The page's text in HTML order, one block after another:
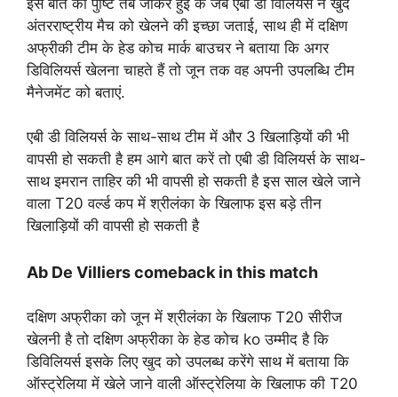
अंतरराष्ट्रीय मैच को खेलने की इच्छा जताई, साथ ही में दक्षिण
अफ्रीकी टीम के हेड कोच मार्क बाउचर ने बताया कि अगर
डिविलियर्स खेलना चाहते हैं तो जून तक वह अपनी उपलब्धि टीम
मैनेजमेंट को बताएं.
एबी डी विलियर्स के साथ-साथ टीम में और 3 खिलाड़ियों की भी
वापसी हो सकती है हम आगे बात करें तो एबी डी विलियर्स के साथ-
साथ इमरान ताहिर की भी वापसी हो सकती है इस साल खेले जाने
वाला T20 वर्ल्ड कप में श्रीलंका के खिलाफ इस बड़े तीन
खिलाड़ियों की वापसी हो सकती है
Ab De Villiers comeback in this match
दक्षिण अफ्रीका को जून में श्रीलंका के खिलाफ T20 सीरीज
खेलनी है तो दक्षिण अफ्रीका के हेड कोच ko उम्मीद है कि
डिविलियर्स इसके लिए खुद को उपलब्ध करेंगे साथ में बताया कि
ऑस्ट्रेलिया में खेले जाने वाली ऑस्ट्रेलिया के खिलाफ की T20